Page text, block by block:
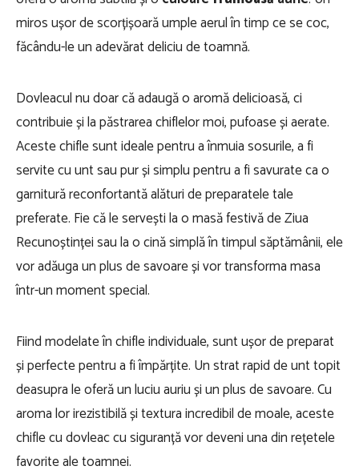
miros ușor de scorțișoară umple aerul în timp ce se coc,
făcându-le un adevărat deliciu de toamnă.
Dovleacul nu doar că adaugă o aromă delicioasă, ci
contribuie și la păstrarea chiflelor moi, pufoase și aerate.
Aceste chifle sunt ideale pentru a înmuia sosurile, a fi
servite cu unt sau pur și simplu pentru a fi savurate ca o
garnitură reconfortantă alături de preparatele tale
preferate. Fie că le servești la o masă festivă de Ziua
Recunoștinței sau la o cină simplă în timpul săptămânii, ele
vor adăuga un plus de savoare și vor transforma masa
într-un moment special.
Fiind modelate în chifle individuale, sunt ușor de preparat
și perfecte pentru a fi împărțite. Un strat rapid de unt topit
deasupra le oferă un luciu auriu și un plus de savoare. Cu
aroma lor irezistibilă și textura incredibil de moale, aceste
chifle cu dovleac cu siguranță vor deveni una din rețetele
favorite ale toamnei.